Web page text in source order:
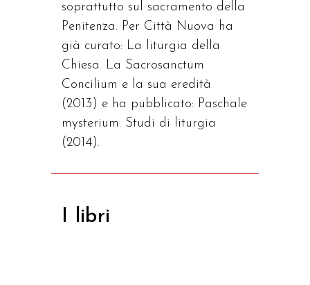
soprattutto sul sacramento della
Penitenza. Per Città Nuova ha
già curato: La liturgia della
Chiesa. La Sacrosanctum
Concilium e la sua eredità
(2013) e ha pubblicato: Paschale
mysterium. Studi di liturgia
(2014).
I libri